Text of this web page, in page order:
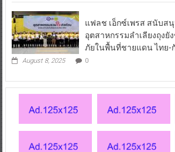
แฟลช เอ็กซ์เพรส สนับส
อุตสาหกรรมลำเลียงถุงยั
ภัยในพื้นที่ชายแดน ไทย-
August 8, 2025 0